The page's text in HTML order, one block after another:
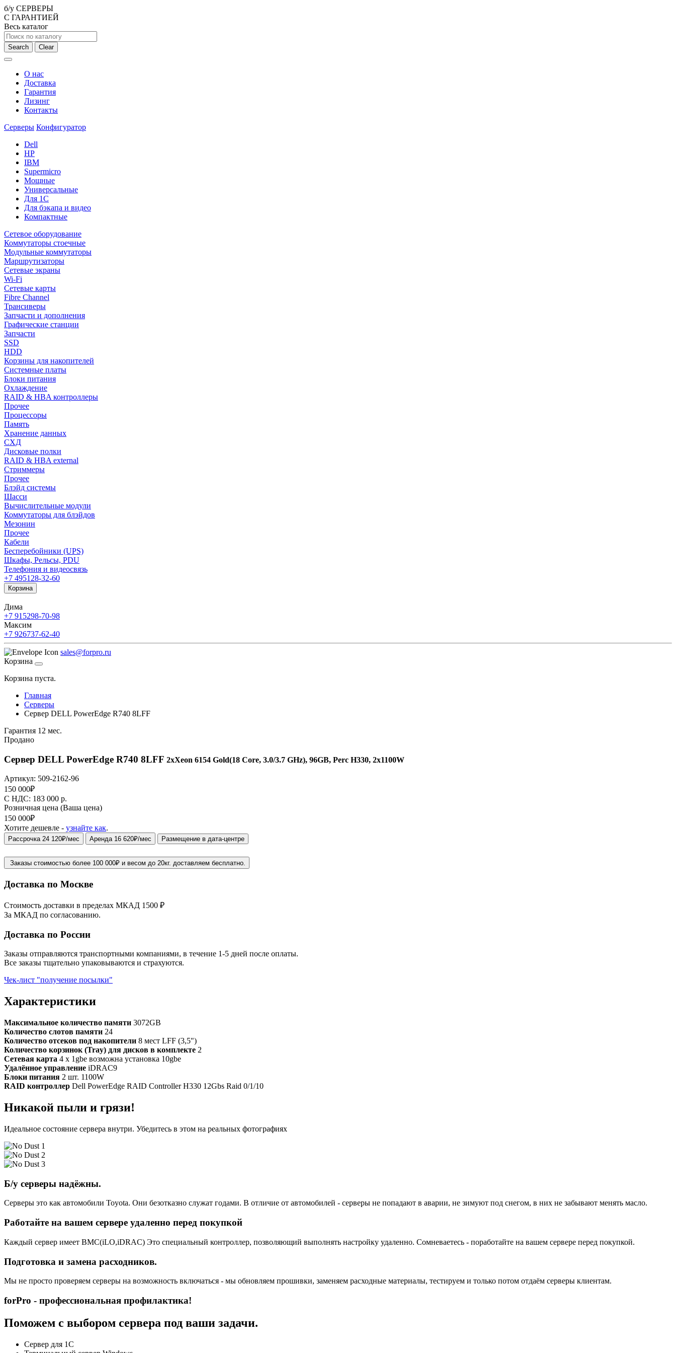
б/у СЕРВЕРЫ
С ГАРАНТИЕЙ
Весь каталог
Search Clear
О нас
Доставка
Гарантия
Лизинг
Контакты
Серверы Конфигуратор
Dell
HP
IBM
Supermicro
Мощные
Универсальные
Для 1С
Для бэкапа и видео
Компактные
Сетевое оборудование
Коммутаторы стоечные
Модульные коммутаторы
Маршрутизаторы
Сетевые экраны
Wi-Fi
Сетевые карты
Fibre Channel
Трансиверы
Запчасти и дополнения
Графические станции
Запчасти
SSD
HDD
Корзины для накопителей
Системные платы
Блоки питания
Охлаждение
RAID & HBA контроллеры
Прочее
Процессоры
Память
Хранение данных
СХД
Дисковые полки
RAID & HBA external
Стриммеры
Прочее
Блэйд системы
Шасси
Вычислительные модули
Коммутаторы для блэйдов
Мезонин
Прочее
Кабели
Бесперебойники (UPS)
Шкафы, Рельсы, PDU
Телефония и видеосвязь
+7 495128-32-60
Корзина
Дима
+7 915298-70-98
Максим
+7 926737-62-40
sales@forpro.ru
Корзина
Корзина пуста.
Главная
Серверы
Сервер DELL PowerEdge R740 8LFF
Гарантия 12 мес.
Продано
Сервер DELL PowerEdge R740 8LFF 2xXeon 6154 Gold(18 Core, 3.0/3.7 GHz), 96GB, Perc H330, 2x1100W
Артикул: 509-2162-96
150 000₽
C НДС: 183 000 р.
Розничная цена (Ваша цена)
150 000₽
Хотите дешевле - узнайте как.
Рассрочка 24 120₽/мес Аренда 16 620₽/мес Размещение в дата-центре
Заказы стоимостью более 100 000₽ и весом до 20кг. доставляем бесплатно.
Доставка по Москве
Стоимость доставки в пределах МКАД 1500 ₽
За МКАД по согласованию.
Доставка по России
Заказы отправляются транспортными компаниями, в течение 1-5 дней после оплаты.
Все заказы тщательно упаковываются и страхуются.
Чек-лист "получение посылки"
Характеристики
Максимальное количество памяти 3072GB
Количество слотов памяти 24
Количество отсеков под накопители 8 мест LFF (3,5")
Количество корзинок (Tray) для дисков в комплекте 2
Сетевая карта 4 x 1gbe возможна установка 10gbe
Удалённое управление iDRAC9
Блоки питания 2 шт. 1100W
RAID контроллер Dell PowerEdge RAID Controller H330 12Gbs Raid 0/1/10
Никакой пыли и грязи!
Идеальное состояние сервера внутри. Убедитесь в этом на реальных фотографиях
Б/у серверы надёжны.
Серверы это как автомобили Toyota. Они безотказно служат годами. В отличие от автомобилей - серверы не попадают в аварии, не зимуют под снегом, в них не забывают менять масло.
Работайте на вашем сервере удаленно перед покупкой
Каждый сервер имеет BMC(iLO,iDRAC) Это специальный контроллер, позволяющий выполнять настройку удаленно. Сомневаетесь - поработайте на вашем сервере перед покупкой.
Подготовка и замена расходников.
Мы не просто проверяем серверы на возможность включаться - мы обновляем прошивки, заменяем расходные материалы, тестируем и только потом отдаём серверы клиентам.
forPro - профессиональная профилактика!
Поможем с выбором сервера под ваши задачи.
Сервер для 1С